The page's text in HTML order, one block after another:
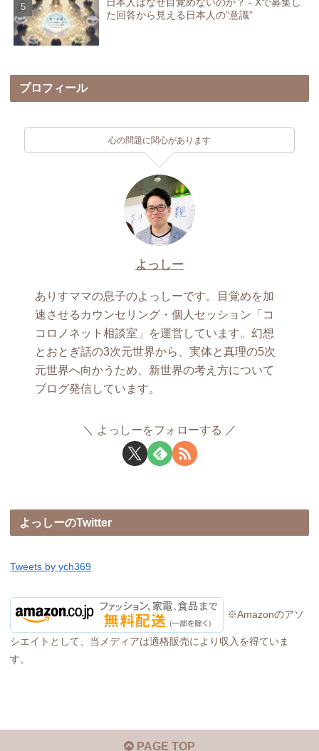
た回答から見える日本人の”意識”
プロフィール
心の問題に関心があります
よっしー
ありすママの息子のよっしーです。目覚めを加
速させるカウンセリング・個人セッション「コ
コロノネット相談室」を運営しています。幻想
とおとぎ話の3次元世界から、実体と真理の5次
元世界へ向かうため、新世界の考え方について
ブログ発信しています。
よっしーをフォローする
よっしーのTwitter
Tweets by ych369
※Amazonのアソ
シエイトとして、当メディアは適格販売により収入を得ていま
す。
PAGE TOP